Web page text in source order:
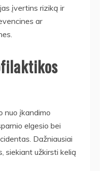
įvertins riziką ir
ar
nuo įkandimo
elgesio bei
Dažniausiai
siekiant užkirsti kelią